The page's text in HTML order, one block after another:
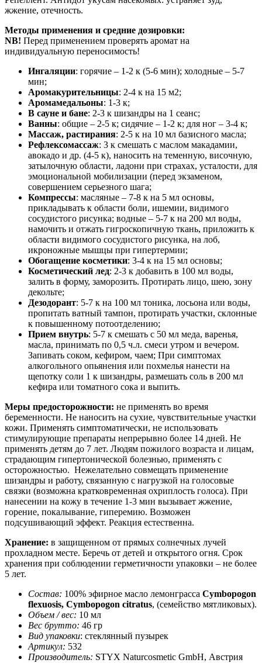
жжение, отечность.
Методы применения и средние дозировки:
NB! Перед применением проверять аромат на
индивидуальную переносимость!
Ингаляции: горячие – 1-2 к (5-6 мин); холодные – 5-7
мин;
Аромакурительницы: 2-4 к на 15 м2;
Аромамедальоны: 1-3 к;
В сауне и бане: 2-3 к шизандры на 1 сеанс;
Ванны: общие – 2-5 к; сидячие – 1-2 к; для ног – 3-4 к;
Массаж, растирания: 2-5 к на 10 мл базисного масла;
Рефлексомассаж: 3 к смешать с маслом макадамии,
авокадо и др. (4-5 к), наносить на теменную, височную,
затылочную области, ладони при страхах, усталости, для
эмоциональной мобилизации (перед экзаменом,
совершением серьезного шага;
Компрессы: масляные – 7-8 к на 5 мл основы,
прикладывать к области боли, ишемии, видимого
сосудистого рисунка; водные – 5-7 к на 200 мл воды,
намочить и отжать гигроскопичную ткань, приложить к
области видимого сосудистого рисунка, на лоб,
икроножные мышцы при гипертермии;
Обогащение косметики: 3-4 к на 15 мл основы;
Косметический лед: 2-3 к добавить в 100 мл воды,
залить в форму, заморозить. Протирать лицо, шею, зону
декольте;
Дезодорант: 5-7 к на 100 мл тоника, лосьона или воды,
пропитать ватный тампон, протирать участки, склонные
к повышенному потоотделению;
Прием внутрь: 5-7 к смешать с 50 мл меда, варенья,
масла, принимать по 0,5 ч.л. смеси утром и вечером.
Запивать соком, кефиром, чаем; При симптомах
алкогольного опьянения или похмелья нанести на
щепотку соли 1 к шизандры, размешать соль в 200 мл
кефира или томатного сока и выпить.
Меры предосторожности: не применять во время
беременности. Не наносить на сухие, чувствительные участки
кожи. Применять симптоматически, не использовать
стимулирующие препараты непрерывно более 14 дней. Не
применять детям до 7 лет. Людям пожилого возраста и лицам,
страдающим гипертонической болезнью, применять с
осторожностью. Нежелательно совмещать применение
шизандры и работу, связанную с нагрузкой на голосовые
связки (возможна кратковременная охриплость голоса). При
нанесении на кожу в течение 1-3 мин вызывает жжение,
горение, покалывание, гиперемию. Возможен
подсушивающий эффект. Реакция естественна.
Хранение: в защищенном от прямых солнечных лучей
прохладном месте. Беречь от детей и открытого огня. Срок
хранения при соблюдении герметичности упаковки – не более
5 лет.
Состав: 100% эфирное масло лемонграсса Cymbopogon
flexuosis, Cymbopogon citratus, (семейство мятликовых).
Объем / вес: 10 мл
Вес брутто: 46 гр
Вид упаковки: стеклянный пузырек
Артикул: 532
Производитель: STYX Naturcosmetic GmbH, Австрия